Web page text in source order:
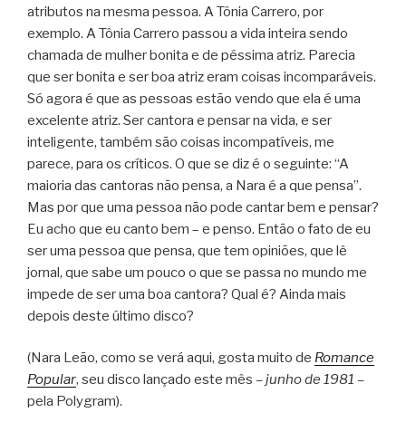
atributos na mesma pessoa. A Tônia Carrero, por
exemplo. A Tônia Carrero passou a vida inteira sendo
chamada de mulher bonita e de péssima atriz. Parecia
que ser bonita e ser boa atriz eram coisas incomparáveis.
Só agora é que as pessoas estão vendo que ela é uma
excelente atriz. Ser cantora e pensar na vida, e ser
inteligente, também são coisas incompatíveis, me
parece, para os críticos. O que se diz é o seguinte: “A
maioria das cantoras não pensa, a Nara é a que pensa”.
Mas por que uma pessoa não pode cantar bem e pensar?
Eu acho que eu canto bem – e penso. Então o fato de eu
ser uma pessoa que pensa, que tem opiniões, que lê
jornal, que sabe um pouco o que se passa no mundo me
impede de ser uma boa cantora? Qual é? Ainda mais
depois deste último disco?
(Nara Leão, como se verá aqui, gosta muito de Romance
Popular, seu disco lançado este mês – junho de 1981 –
pela Polygram).